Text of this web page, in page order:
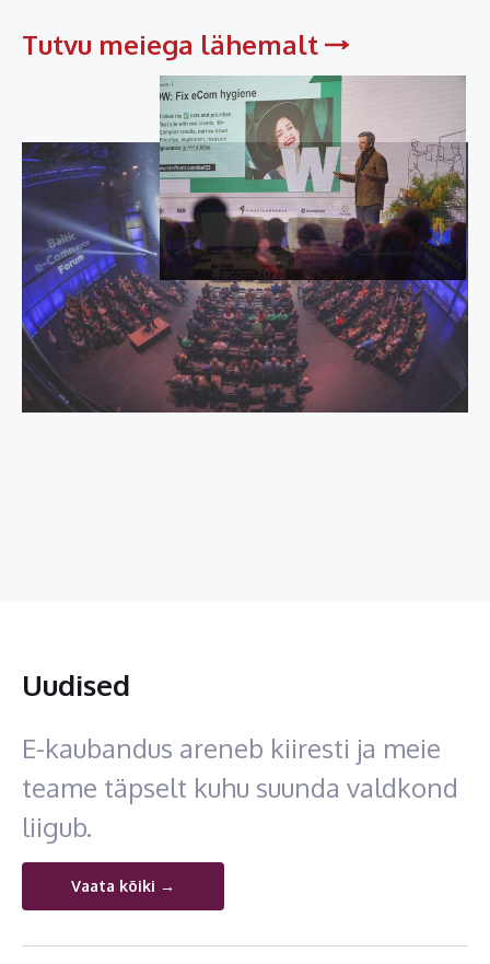
Tutvu meiega lähemalt
Uudised
E-kaubandus areneb kiiresti ja meie
teame täpselt kuhu suunda valdkond
liigub.
Vaata kõiki →